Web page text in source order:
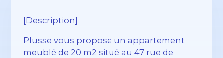
[Description]
Plusse vous propose un appartement
meublé de 20 m2 situé au 47 rue de